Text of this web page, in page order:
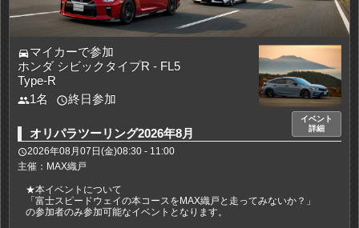
directions_carマイカーで参加
ホンダ シビックタイプR - FL5
Type-R
people1名 access_time終日参加
オリパラツーリング2026年8月
イベント
詳細
access_time2026年08月07日(金)08:30 - 11:00
主催：MAX織戸
★本イベントについて
「富士スピードウェイの本コースをMAX織戸と走ってみないか？」
の参加者のみ参加可能なイベントとなります。